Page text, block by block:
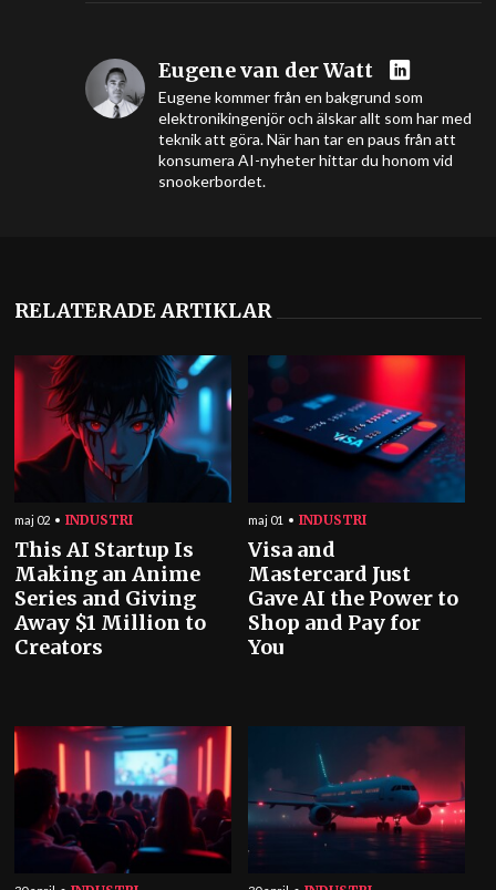
Eugene van der Watt
Eugene kommer från en bakgrund som
elektronikingenjör och älskar allt som har med
teknik att göra. När han tar en paus från att
konsumera AI-nyheter hittar du honom vid
snookerbordet.
RELATERADE ARTIKLAR
maj 02 INDUSTRI
This AI Startup Is
Making an Anime
Series and Giving
Away $1 Million to
Creators
maj 01 INDUSTRI
Visa and
Mastercard Just
Gave AI the Power to
Shop and Pay for
You